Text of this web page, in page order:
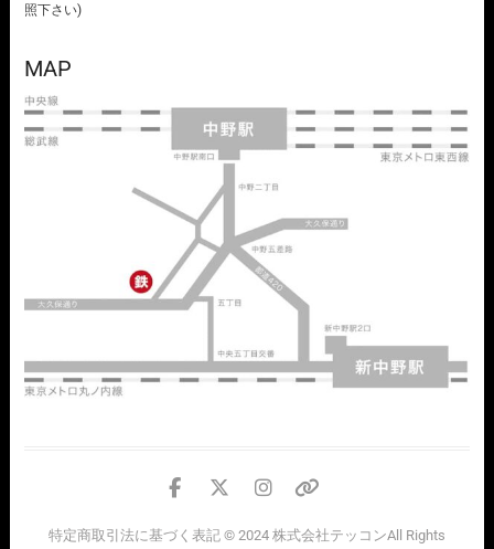
照下さい)
MAP
facebook
twitter
instagram
特定商取引法に基づく表記© 2024 株式会社テッコンAll Rights